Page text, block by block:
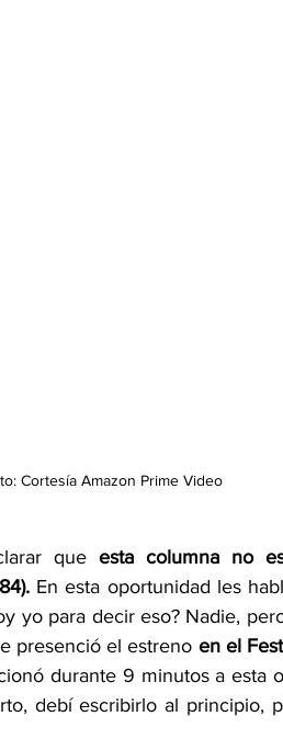
Cortesía Amazon Prime Video
que esta columna no
En esta oportunidad les
yo para decir eso? Nadie,
presenció el estreno en el
durante 9 minutos a esta
debí escribirlo al principio,